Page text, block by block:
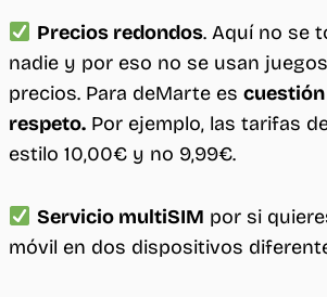
Precios redondos. Aquí no se
nadie y por eso no se usan
precios. Para deMarte es
respeto. Por ejemplo, las tarifas
estilo 10,00€ y no 9,99€.
Servicio multiSIM por si
móvil en dos dispositivos